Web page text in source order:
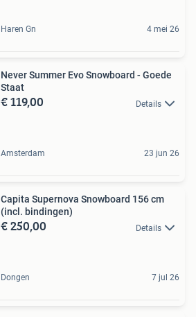
Haren Gn 4 mei 26
Never Summer Evo Snowboard - Goede
Staat
€ 119,00 Details
Amsterdam 23 jun 26
Capita Supernova Snowboard 156 cm
(incl. bindingen)
€ 250,00 Details
Dongen 7 jul 26